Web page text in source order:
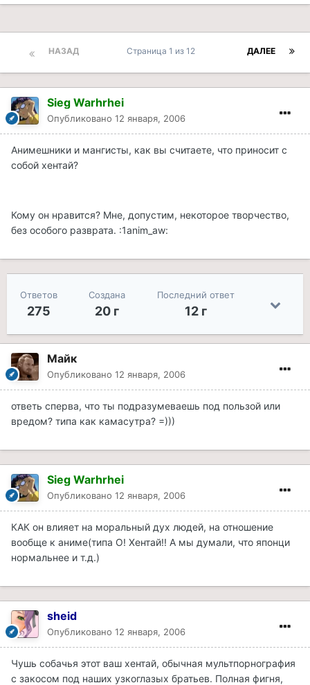
НАЗАД ДАЛЕЕ
Страница 1 из 12
Sieg Warhrhei
Опубликовано 12 января, 2006
Анимешники и мангисты, как вы считаете, что приносит с
собой хентай?
Кому он нравится? Мне, допустим, некоторое творчество,
без особого разврата. :1anim_aw:
Ответов
275
Создана
20 г
Последний ответ
12 г
Майк
Опубликовано 12 января, 2006
ответь сперва, что ты подразумеваешь под пользой или
вредом? типа как камасутра? =)))
Sieg Warhrhei
Опубликовано 12 января, 2006
КАК он влияет на моральный дух людей, на отношение
вообще к аниме(типа О! Хентай!! А мы думали, что японци
нормальнее и т.д.)
sheid
Опубликовано 12 января, 2006
Чушь собачья этот ваш хентай, обычная мультпорнография
с закосом под наших узкоглазых братьев. Полная фигня,